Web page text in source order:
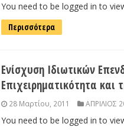
You need to be logged in to
Περισσότερα
Ενίσχυση Ιδιωτικών
Επιχειρηματικότητα και
28 Μαρτίου, 2011 ΑΠΡΙΛΙΟΣ
You need to be logged in to